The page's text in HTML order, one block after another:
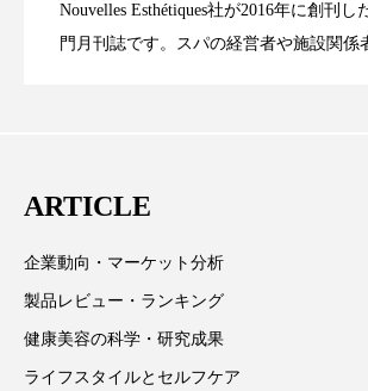
Nouvelles Esthétiques社が2016年に創刊し
門月刊誌です。スパの経営者や施設関係
たスパケア
パが実践する「売らずに
2026.04.07 ラグジュアリー・スパの
ARTICLE
企業動向・マーケット分析
製品レビュー・ランキング
健康美容の科学・研究成果
ライフスタイルとセルフケア